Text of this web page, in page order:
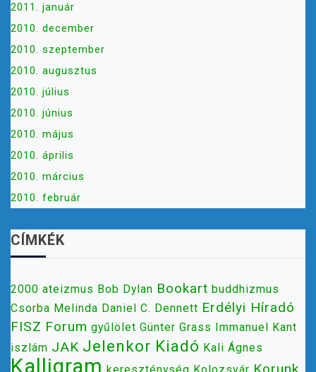
2011. január
2010. december
2010. szeptember
2010. augusztus
2010. július
2010. június
2010. május
2010. április
2010. március
2010. február
CÍMKÉK
2000 ateizmus Bob Dylan Bookart buddhizmus
Csorba Melinda Daniel C. Dennett Erdélyi Híradó
FISZ Forum gyűlölet Günter Grass Immanuel Kant
iszlám JAK Jelenkor Kiadó Kali Ágnes
Kalligram